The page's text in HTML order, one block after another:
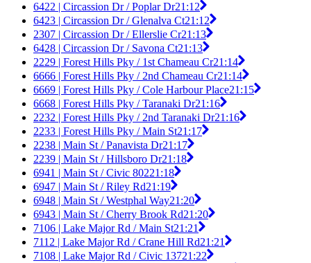
6422 | Circassion Dr / Poplar Dr21:12
6423 | Circassion Dr / Glenalva Ct21:12
2307 | Circassion Dr / Ellerslie Cr21:13
6428 | Circassion Dr / Savona Ct21:13
2229 | Forest Hills Pky / 1st Chameau Cr21:14
6666 | Forest Hills Pky / 2nd Chameau Cr21:14
6669 | Forest Hills Pky / Cole Harbour Place21:15
6668 | Forest Hills Pky / Taranaki Dr21:16
2232 | Forest Hills Pky / 2nd Taranaki Dr21:16
2233 | Forest Hills Pky / Main St21:17
2238 | Main St / Panavista Dr21:17
2239 | Main St / Hillsboro Dr21:18
6941 | Main St / Civic 80221:18
6947 | Main St / Riley Rd21:19
6948 | Main St / Westphal Way21:20
6943 | Main St / Cherry Brook Rd21:20
7106 | Lake Major Rd / Main St21:21
7112 | Lake Major Rd / Crane Hill Rd21:21
7108 | Lake Major Rd / Civic 13721:22